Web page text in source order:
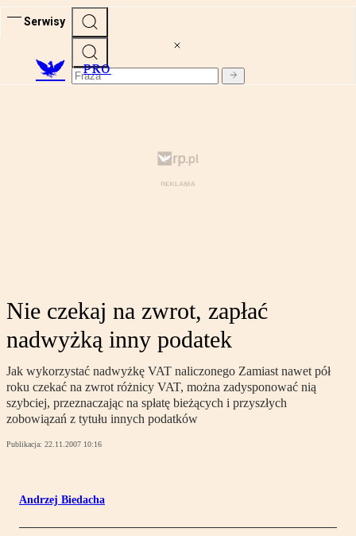
Serwisy
PRO
Nie czekaj na zwrot, zapłać
nadwyżką inny podatek
Jak wykorzystać nadwyżkę VAT naliczonego Zamiast nawet pół
roku czekać na zwrot różnicy VAT, można zadysponować nią
szybciej, przeznaczając na spłatę bieżących i przyszłych
zobowiązań z tytułu innych podatków
Publikacja: 22.11.2007 10:16
Andrzej Biedacha